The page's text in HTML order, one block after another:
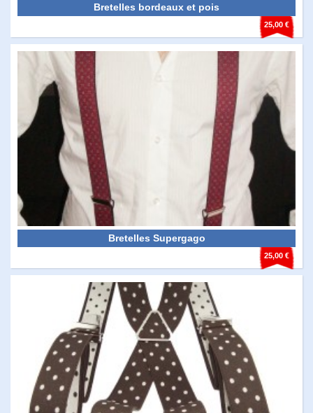
25,00 €
Bretelles bordeaux et pois
25,00 €
Bretelles Supergago